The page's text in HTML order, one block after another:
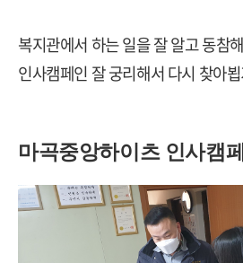
복지관에서 하는 일을 잘 알고 동참
인사캠페인 잘 궁리해서 다시 찾아
마곡중앙하이츠 인사캠